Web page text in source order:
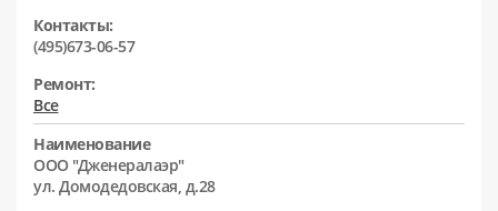
Контакты:
(495)673-06-57
Ремонт:
Все
Наименование
ООО "Дженералаэр"
ул. Домодедовская, д.28